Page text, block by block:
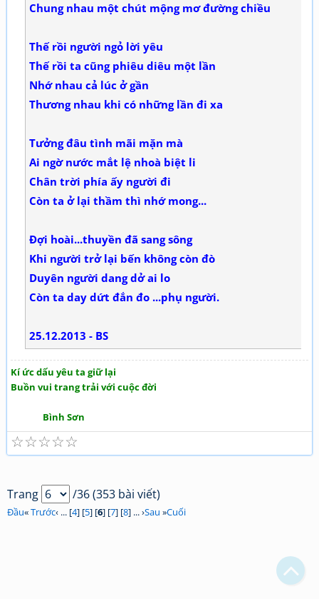
Chung nhau một chút mộng mơ đường chiều
Thế rồi người ngỏ lời yêu
Thế rồi ta cũng phiêu diêu một lần
Nhớ nhau cả lúc ở gần
Thương nhau khi có những lần đi xa
Tưởng đâu tình mãi mặn mà
Ai ngờ nước mắt lệ nhoà biệt li
Chân trời phía ấy người đi
Còn ta ở lại thầm thì nhớ mong...
Đợi hoài...thuyền đã sang sông
Khi người trở lại bến không còn đò
Duyên người dang dở ai lo
Còn ta day dứt đắn đo ...phụ người.
25.12.2013 - BS
Kí ức dấu yêu ta giữ lại
Buồn vui trang trải với cuộc đời
Bình Sơn
☆
☆
☆
☆
☆
Trang /36 (353 bài viết)
Đầu«Trước‹ ... [4] [5] [6] [7] [8] ... ›Sau »Cuối
Chỉ dẫn làm quen
Bạn bị lạc trong Thi Viện vì có nội dung quá đồ sộ?